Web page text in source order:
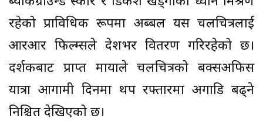
रहेको प्राविधिक रूपमा अब्बल यस चलचित्रलाई
आरआर फिल्म्सले देशभर वितरण गरिरहेको छ।
दर्शकबाट प्राप्त मायाले चलचित्रको बक्सअफिस
यात्रा आगामी दिनमा थप रफ्तारमा अगाडि बढ्ने
निश्चित देखिएको छ।